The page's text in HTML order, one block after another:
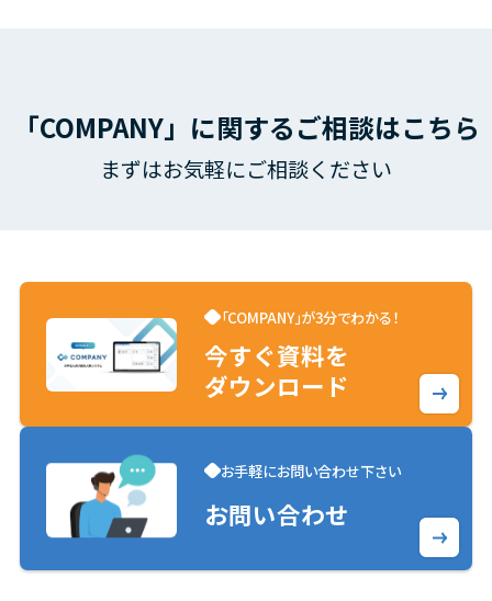
「COMPANY」に関するご相談はこちら
まずはお気軽にご相談ください
「COMPANY」が3分でわかる！
今すぐ資料を
ダウンロード
お手軽にお問い合わせ下さい
お問い合わせ